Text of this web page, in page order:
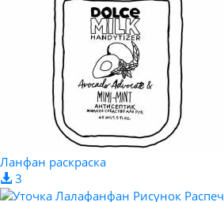
Ланфан раскраска
3